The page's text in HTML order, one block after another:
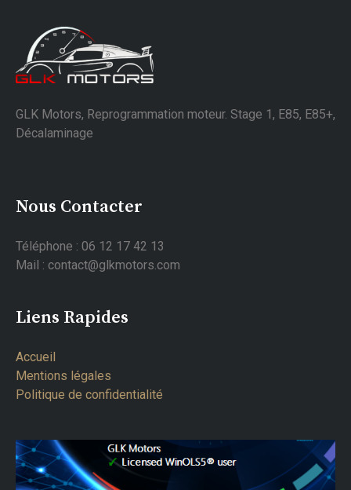
GLK Motors, Reprogrammation moteur. Stage 1, E85, E85+,
Décalaminage
Nous Contacter
Téléphone : 06 12 17 42 13
Mail : contact@glkmotors.com
Liens Rapides
Accueil
Mentions légales
Politique de confidentialité